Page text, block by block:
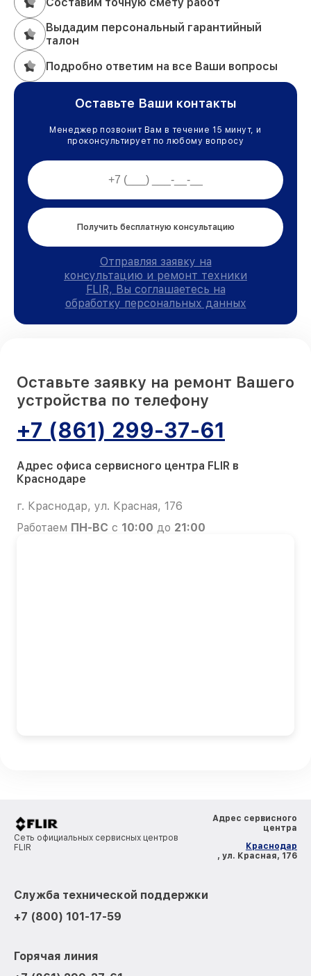
Выдадим персональный гарантийный
талон
Подробно ответим на все Ваши вопросы
Оставьте Ваши контакты
Менеджер позвонит Вам в течение 15 минут, и
проконсультирует по любому вопросу
Получить бесплатную консультацию
Отправляя заявку на
консультацию и ремонт техники
FLIR, Вы соглашаетесь на
обработку персональных данных
Оставьте заявку на ремонт Вашего
устройства по телефону
+7 (861) 299-37-61
Адрес офиса сервисного центра FLIR в
Краснодаре
г. Краснодар, ул. Красная, 176
Работаем ПН-ВС с 10:00 до 21:00
Сеть официальных сервисных центров
FLIR
Адрес сервисного
центра
Краснодар
, ул. Красная, 176
Служба технической поддержки
+7 (800) 101-17-59
Горячая линия